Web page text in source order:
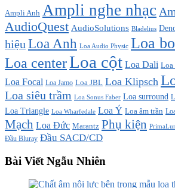
Ampli Anh Ampli nghe nhạc
AudioQuest AudioSolutions Bladelius
hiệu Loa Anh Loa Audio Physic Loa
Loa centerLoa cột Loa Dali Loa
Loa Focal Loa Jamo Loa JBL Loa Klipsch
Loa siêu trầm Loa Sonus Faber Loa surround
Loa Triangle Loa Wharfedale Loa Ý Loa âm trần
Mạch Loa Đức Marantz Phụ kiện
Đầu Bluray Đầu SACD/CD
Bài Viết Ngẫu Nhiên